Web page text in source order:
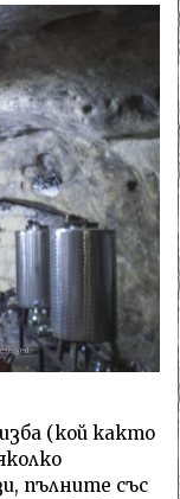
(кой както
пълните със